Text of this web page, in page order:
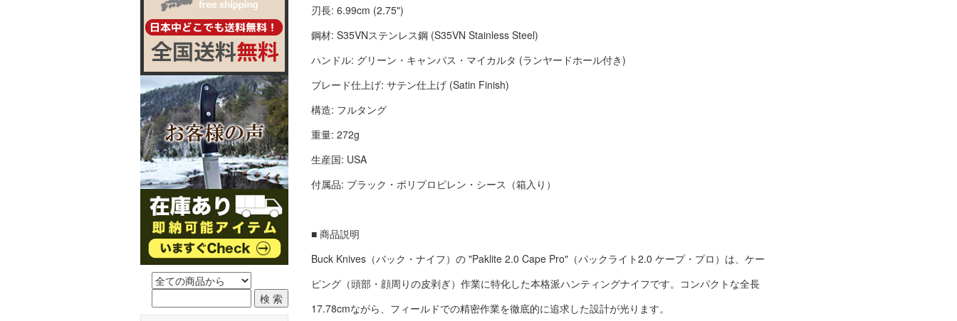
刃長: 6.99cm (2.75")
鋼材: S35VNステンレス鋼 (S35VN Stainless Steel)
ハンドル: グリーン・キャンバス・マイカルタ (ランヤードホール付き)
ブレード仕上げ: サテン仕上げ (Satin Finish)
構造: フルタング
重量: 272g
生産国: USA
付属品: ブラック・ポリプロピレン・シース（箱入り）
■ 商品説明
Buck Knives（バック・ナイフ）の "Paklite 2.0 Cape Pro"（パックライト2.0 ケープ・プロ）は、ケー
ピング（頭部・顔周りの皮剥ぎ）作業に特化した本格派ハンティングナイフです。コンパクトな全長
17.78cmながら、フィールドでの精密作業を徹底的に追求した設計が光ります。